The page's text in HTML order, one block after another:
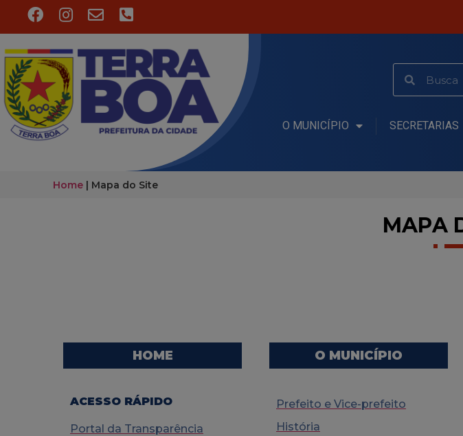
O MUNICÍPIO SECRETARIAS
Home | Mapa do Site
MAPA
HOME
ACESSO RÁPIDO
Portal da Transparência
O MUNICÍPIO
Prefeito e Vice-prefeito
História